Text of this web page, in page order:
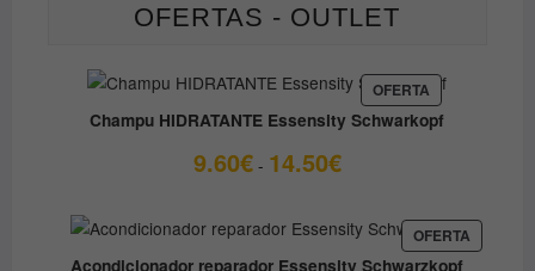
OFERTAS - OUTLET
OFERTA PRODUCTO
EN
OFERTA
Champu HIDRATANTE Essensity Schwarkopf
9.60€ - 14.50€Rango
desde
9.60€
OFERTA
EN
Acondicionador reparador Essensity Schwarzkopf